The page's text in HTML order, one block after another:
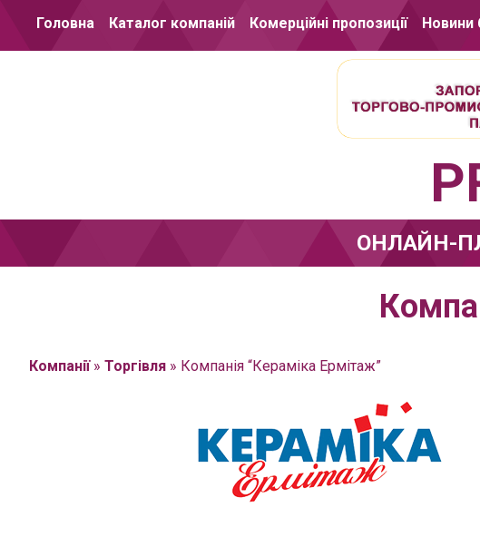
Головна Каталог компаній Комерційні пропозиції Новини
ОНЛАЙН-
Компанії» Торгівля » Компанія “Кераміка Ермітаж”